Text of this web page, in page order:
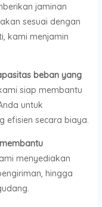
jaminan
sesuai dengan
kami menjamin
beban yang
siap membantu
untuk
efisien secara biaya.
menyediakan
hingga